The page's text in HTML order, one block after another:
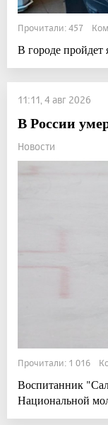
Прочитали: 457
В городе пройдет
11:11, 4 авг 2026
В России
Новости
Прочитали: 1 016
Воспитанник
Национальной